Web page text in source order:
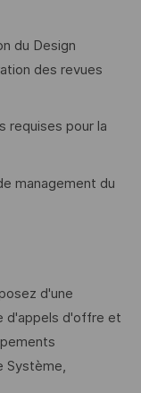
du Design
des revues
requises pour la
management du
d'une
d'appels d'offre et
Système,